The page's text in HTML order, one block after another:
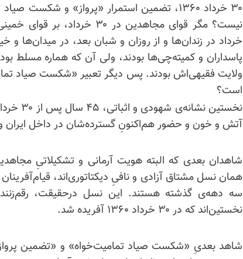
۳۰ خرداد ۱۳۶۰، تضمین استمرار «پرواز» و
خرداد در زندان‌ها و از روزان و شبان بعد، در میدان‌ها و
پاسداران و کمیته‌چی‌ها بودند، ولی آن که هماره مسلط
ولایت فقیهی‌اش بودند. پس دیگر تعبیر «شکست صیاد
است؟
نخستین
آتش و خون و حضور هم‌اکنونِ گسترده‌شان در داخل ایران
شاهدان بعدی که البته هویت آرمانی و تشکیلاتیِ
همان نسل مشتاق آزادی و نافیِ دیکتاتوری‌اند،
سه دهه‌ی گذشته هستند. این نسل درحقیقت،
نخستین‌اند که در ۳۰ خرداد ۱۳۶۰ آفریده شد.